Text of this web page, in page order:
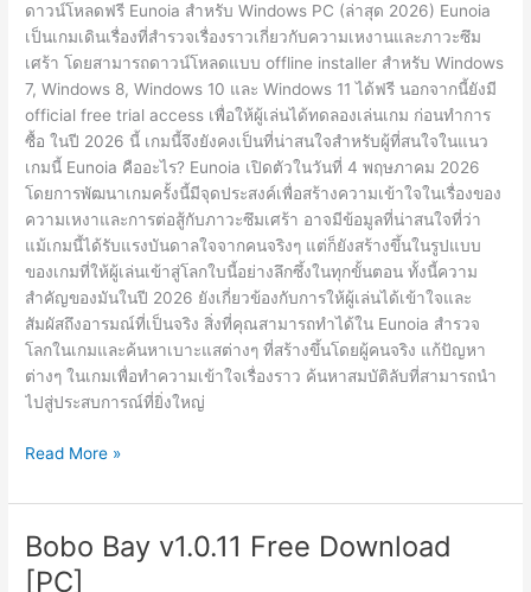
[PC]
ดาวน์โหลดฟรี Eunoia สำหรับ Windows PC (ล่าสุด 2026) Eunoia
เป็นเกมเดินเรื่องที่สำรวจเรื่องราวเกี่ยวกับความเหงานและภาวะซึม
เศร้า โดยสามารถดาวน์โหลดแบบ offline installer สำหรับ Windows
7, Windows 8, Windows 10 และ Windows 11 ได้ฟรี นอกจากนี้ยังมี
official free trial access เพื่อให้ผู้เล่นได้ทดลองเล่นเกม ก่อนทำการ
ซื้อ ในปี 2026 นี้ เกมนี้จึงยังคงเป็นที่น่าสนใจสำหรับผู้ที่สนใจในแนว
เกมนี้ Eunoia คืออะไร? Eunoia เปิดตัวในวันที่ 4 พฤษภาคม 2026
โดยการพัฒนาเกมครั้งนี้มีจุดประสงค์เพื่อสร้างความเข้าใจในเรื่องของ
ความเหงาและการต่อสู้กับภาวะซึมเศร้า อาจมีข้อมูลที่น่าสนใจที่ว่า
แม้เกมนี้ได้รับแรงบันดาลใจจากคนจริงๆ แต่ก็ยังสร้างขึ้นในรูปแบบ
ของเกมที่ให้ผู้เล่นเข้าสู่โลกใบนี้อย่างลึกซึ้งในทุกขั้นตอน ทั้งนี้ความ
สำคัญของมันในปี 2026 ยังเกี่ยวข้องกับการให้ผู้เล่นได้เข้าใจและ
สัมผัสถึงอารมณ์ที่เป็นจริง สิ่งที่คุณสามารถทำได้ใน Eunoia สำรวจ
โลกในเกมและค้นหาเบาะแสต่างๆ ที่สร้างขึ้นโดยผู้คนจริง แก้ปัญหา
ต่างๆ ในเกมเพื่อทำความเข้าใจเรื่องราว ค้นหาสมบัติลับที่สามารถนำ
ไปสู่ประสบการณ์ที่ยิ่งใหญ่
Eunoia
23083349
Download
[PC]
Read More »
Bobo Bay v1.0.11 Free Download
[PC]